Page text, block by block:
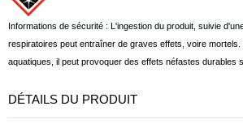
Informations de sécurité : L'ingestion du produit, suivie
respiratoires peut entraîner de graves effets, voire
aquatiques, il peut provoquer des effets néfastes durables
DÉTAILS DU PRODUIT